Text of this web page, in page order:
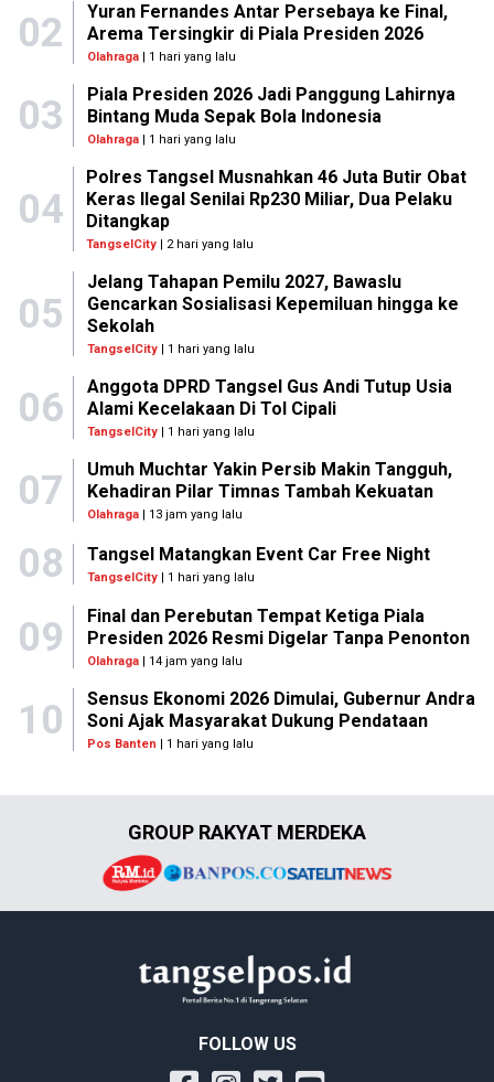
02
Yuran Fernandes Antar Persebaya ke Final,
Arema Tersingkir di Piala Presiden 2026
Olahraga| 1 hari yang lalu
03
Piala Presiden 2026 Jadi Panggung Lahirnya
Bintang Muda Sepak Bola Indonesia
Olahraga| 1 hari yang lalu
04
Polres Tangsel Musnahkan 46 Juta Butir Obat
Keras Ilegal Senilai Rp230 Miliar, Dua Pelaku
Ditangkap
TangselCity | 2 hari yang lalu
05
Jelang Tahapan Pemilu 2027, Bawaslu
Gencarkan Sosialisasi Kepemiluan hingga ke
Sekolah
TangselCity| 1 hari yang lalu
06
Anggota DPRD Tangsel Gus Andi Tutup Usia
Alami Kecelakaan Di Tol Cipali
TangselCity| 1 hari yang lalu
07
Umuh Muchtar Yakin Persib Makin Tangguh,
Kehadiran Pilar Timnas Tambah Kekuatan
Olahraga| 13 jam yang lalu
08 Tangsel Matangkan Event Car Free Night
TangselCity | 1 hari yang lalu
09
Final dan Perebutan Tempat Ketiga Piala
Presiden 2026 Resmi Digelar Tanpa Penonton
Olahraga| 14 jam yang lalu
10
Sensus Ekonomi 2026 Dimulai, Gubernur Andra
Soni Ajak Masyarakat Dukung Pendataan
Pos Banten | 1 hari yang lalu
GROUP RAKYAT MERDEKA
FOLLOW US